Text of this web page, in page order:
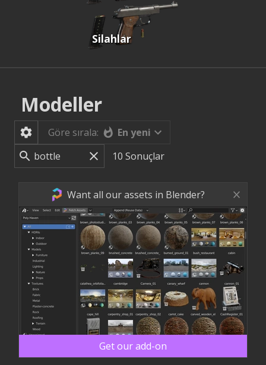
Silahlar
Modeller
Göre sırala:
En yeni
10 Sonuçlar
Want all our assets in Blender?
Get our add-on